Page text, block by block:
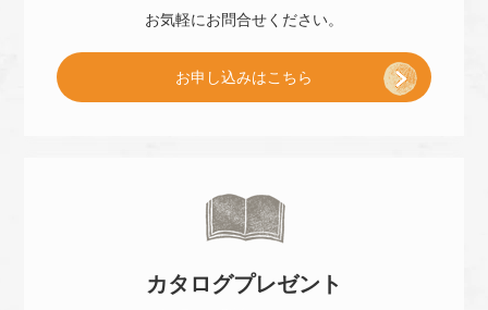
お気軽にお問合せください。
お申し込みはこちら
カタログプレゼント